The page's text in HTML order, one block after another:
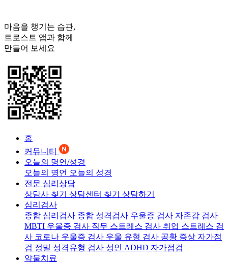
마음을 챙기는 습관,
트로스트 앱과 함께
만들어 보세요
홈
커뮤니티
오늘의 명언/성경
오늘의 명언 오늘의 성경
전문 심리상담
상담사 찾기 상담센터 찾기 상담하기
심리검사
종합 심리검사 종합 성격검사 우울증 검사 자존감 검사
MBTI 우울증 검사 직무 스트레스 검사 취업 스트레스 검
사 코로나 우울증 검사 우울 유형 검사 공황 증상 자가점
검 정밀 성격유형 검사 성인 ADHD 자가점검
약물치료